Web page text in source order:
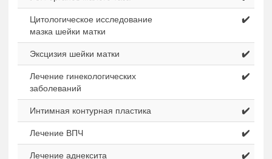
Цитологическое исследование
мазка шейки матки
✔️
Эксцизия шейки матки ✔️
Лечение гинекологических
заболеваний
✔️
Интимная контурная пластика ✔️
Лечение ВПЧ ✔️
Лечение аднексита ✔️